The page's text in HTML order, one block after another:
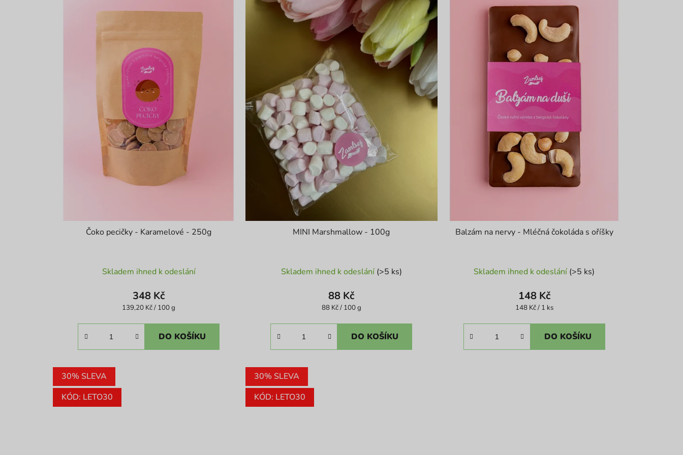
Čoko pecičky - Karamelové - 250g
hodnocení
produktu
je
Skladem ihned k odeslání
348 Kč
Měrná
139,20 Kč / 100 g
DO KOŠÍKU
MINI Marshmallow - 100g
hodnocení
produktu
je
Skladem ihned k odeslání (>5 ks)
88 Kč
Měrná
88 Kč / 100 g
DO KOŠÍKU
Balzám na nervy - Mléčná čokoláda s oříšky
hodnocení
produktu
je
Skladem ihned k odeslání (>5 ks)
148 Kč
Měrná
148 Kč / 1 ks
DO KOŠÍKU
30% SLEVA
KÓD: LETO30
30% SLEVA
KÓD: LETO30